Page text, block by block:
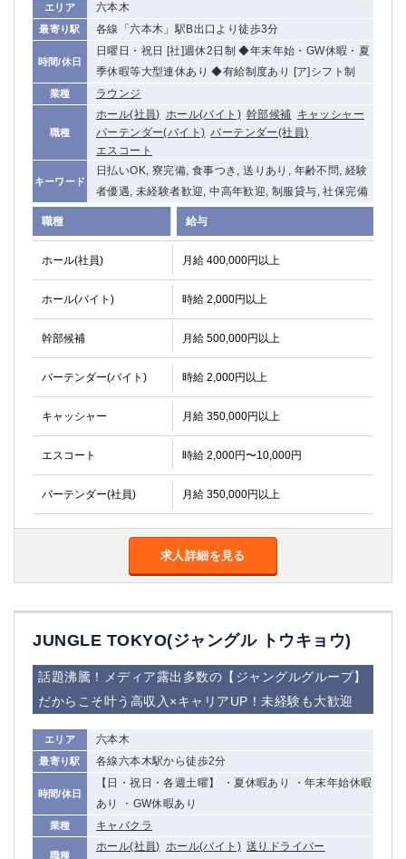
エリア 六本木
最寄り駅 各線「六本木」駅B出口より徒歩3分
時間/休日
日曜日・祝日 [社]週休2日制 ◆年末年始・GW休暇・夏
季休暇等大型連休あり ◆有給制度あり [ア]シフト制
業種 ラウンジ
職種
ホール(社員) ホール(バイト) 幹部候補 キャッシャー
バーテンダー(バイト) バーテンダー(社員)
エスコート
キーワード
日払いOK, 寮完備, 食事つき, 送りあり, 年齢不問, 経験
者優遇, 未経験者歓迎, 中高年歓迎, 制服貸与, 社保完備
職種 給与
ホール(社員) 月給 400,000円以上
ホール(バイト) 時給 2,000円以上
幹部候補 月給 500,000円以上
バーテンダー(バイト) 時給 2,000円以上
キャッシャー 月給 350,000円以上
エスコート 時給 2,000円〜10,000円
バーテンダー(社員) 月給 350,000円以上
求人詳細を見る
JUNGLE TOKYO(ジャングル トウキョウ)
話題沸騰！メディア露出多数の【ジャングルグループ】
だからこそ叶う高収入×キャリアUP！未経験も大歓迎
エリア 六本木
最寄り駅 各線六本木駅から徒歩2分
時間/休日
【日・祝日・各週土曜】 ・夏休暇あり ・年末年始休暇
あり ・GW休暇あり
業種 キャバクラ
職種
ホール(社員) ホール(バイト) 送りドライバー
千葉県
船橋
津田沼
成田
千葉
西船橋
柏（西口）
木更津
柏（東口）
松戸
八千代台
本八幡
東金
浦安
栃木県
宇都宮
小山
東武宇都宮（宇都宮西口）
茨城県
群馬県
0 選択した内容で設定